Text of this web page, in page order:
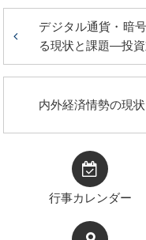
デジタル通貨・暗
る現状と課題―投
内外経済情勢の現
行事カレンダー